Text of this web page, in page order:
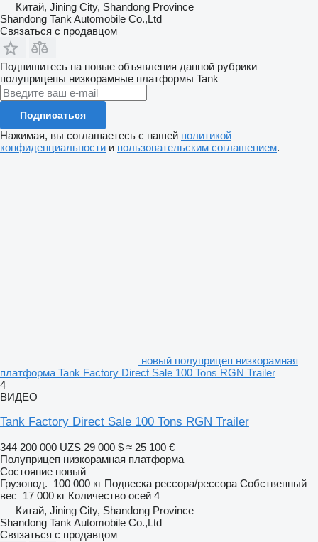
Китай, Jining City, Shandong Province
Shandong Tank Automobile Co.,Ltd
Связаться с продавцом
Подпишитесь на новые объявления данной рубрики
полуприцепы низкорамные платформы Tank
Подписаться
Нажимая, вы соглашаетесь с нашей политикой
конфиденциальности и пользовательским соглашением.
новый полуприцеп низкорамная
платформа Tank Factory Direct Sale 100 Tons RGN Trailer
4
ВИДЕО
Tank Factory Direct Sale 100 Tons RGN Trailer
344 200 000 UZS 29 000 $ ≈ 25 100 €
Полуприцеп низкорамная платформа
Состояние новый
Грузопод. 100 000 кг Подвеска рессора/рессора Собственный
вес 17 000 кг Количество осей 4
Китай, Jining City, Shandong Province
Shandong Tank Automobile Co.,Ltd
Связаться с продавцом